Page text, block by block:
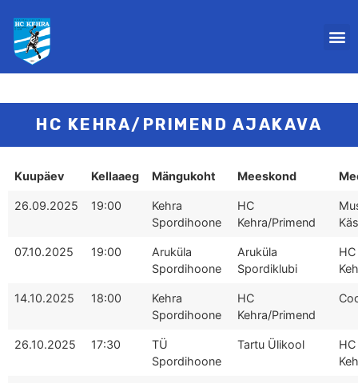
HC KEHRA/PRIMEND AJAKAVA
Kuupäev Kellaaeg Mängukoht Meeskond
26.09.2025 19:00
Kehra
Spordihoone
HC
Kehra/Primend
07.10.2025 19:00
Aruküla
Spordihoone
Aruküla
Spordiklubi
HC
14.10.2025 18:00
Kehra
Spordihoone
HC
Kehra/Primend
26.10.2025 17:30
TÜ
Spordihoone
Tartu Ülikool
HC